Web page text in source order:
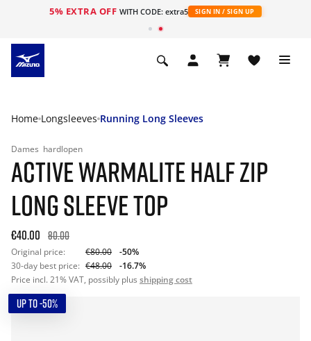
5% EXTRA OFF WITH CODE: extra5 SIGN IN / SIGN UP
Home Longsleeves Running Long Sleeves
Dames hardlopen
ACTIVE WARMALITE HALF ZIP
LONG SLEEVE TOP
€40.00 80.00
Original price: €80.00
-50%
30-day best price: €48.00
-16.7%
Price incl. 21% VAT, possibly plus shipping cost
UP TO -50%